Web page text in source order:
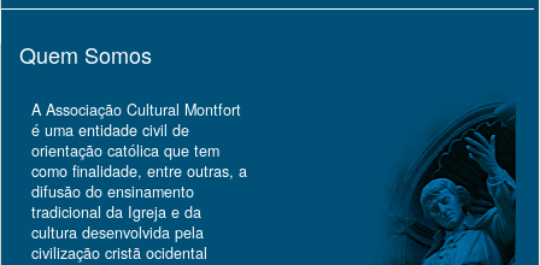
Quem Somos
A Associação Cultural Montfort
é uma entidade civil de
orientação católica que tem
como finalidade, entre outras, a
difusão do ensinamento
tradicional da Igreja e da
cultura desenvolvida pela
civilização cristã ocidental